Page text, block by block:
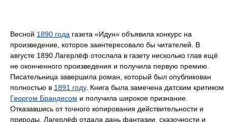
Весной 1890 года газета «Идун» объявила конкурс на
произведение, которое заинтересовало бы читателей. В
августе 1890 Лагерлёф отослала в газету несколько глав ещё
не оконченного произведения и получила первую премию.
Писательница завершила роман, который был опубликован
полностью в 1891 году. Книга была замечена датским критиком
Георгом Брандесом и получила широкое признание.
Отказавшись от точного копирования действительности и
природы, Лагерлёф отдала дань фантазии, сказочности и